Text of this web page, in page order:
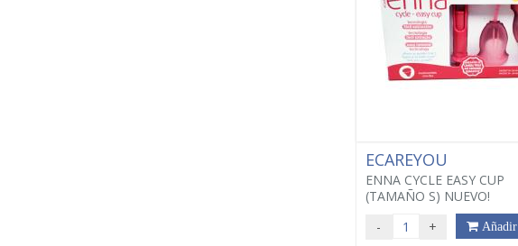
ECAREYOU
ENNA CYCLE EASY CUP
(TAMAÑO S) NUEVO!
- + Añadir